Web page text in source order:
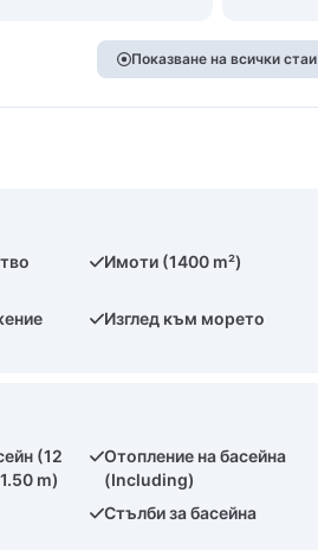
Показване на всички стаи
Имоти (1400 m²)
Изглед към морето
(12
m)
Отопление на басейна
(Including)
Стълби за басейна